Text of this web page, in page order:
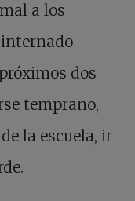
a los
dos
temprano,
la escuela, ir